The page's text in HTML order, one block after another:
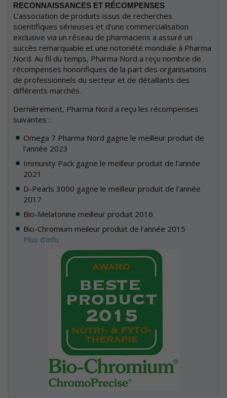
RECONNAISSANCES ET RÉCOMPENSES
L’association de produits issus de recherches
scientifiques sérieuses et d’une commercialisation
exclusive via un réseau de pharmaciens a assuré un
succès remarquable et une notoriété mondiale à Pharma
Nord. Au fil du temps, Pharma Nord a reçu nombre de
récompenses honorifiques de la part des organisations
de professionnels du secteur et de détaillants des
différents marchés.
Dernièrement, Pharma Nord a reçu les récompenses
suivantes :
Omega 7 Pharma Nord gagne le meilleur produit de
l'année 2023
Immunity Pack gagne le meilleur produit de l'année
2021
D-Pearls 3000 gagne le meilleur produit de l'année
2017
Bio-Melatonine meilleur produit 2016
Bio-Chromium meileur produit de l'année 2015
Plus d'info